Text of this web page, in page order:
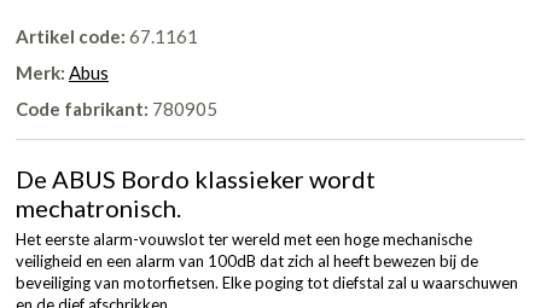
Artikel code: 67.1161
Merk: Abus
Code fabrikant: 780905
De ABUS Bordo klassieker wordt
mechatronisch.
Het eerste alarm-vouwslot ter wereld met een hoge mechanische
veiligheid en een alarm van 100dB dat zich al heeft bewezen bij de
beveiliging van motorfietsen. Elke poging tot diefstal zal u waarschuwen
en de dief afschrikken.